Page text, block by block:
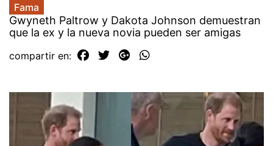
Fama
Gwyneth Paltrow y Dakota Johnson demuestran
que la ex y la nueva novia pueden ser amigas
compartir en: